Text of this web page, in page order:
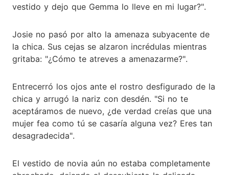
vestido y dejo que Gemma lo lleve en mi lugar?".
Josie no pasó por alto la amenaza subyacente de
la chica. Sus cejas se alzaron incrédulas mientras
gritaba: "¿Cómo te atreves a amenazarme?".
Entrecerró los ojos ante el rostro desfigurado de la
chica y arrugó la nariz con desdén. "Si no te
aceptáramos de nuevo, ¿de verdad creías que una
mujer fea como tú se casaría alguna vez? Eres tan
desagradecida".
El vestido de novia aún no estaba completamente